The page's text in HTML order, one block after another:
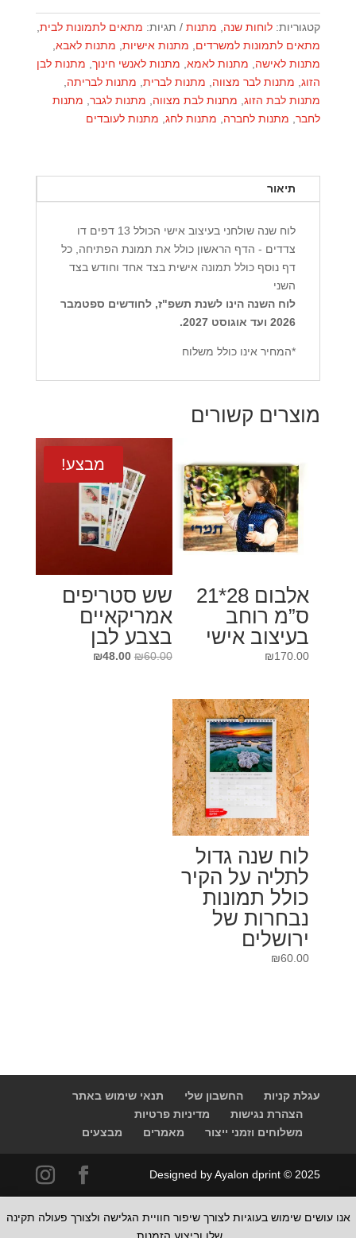
אנו עושים שימוש בעוגיות לצורך שיפור חוויית הגלישה ולצורך פעולה תקינה
קטגוריות: לוחות שנה, מתנות תגיות: מתאים לתמונות לבית,
מתאים לתמונות למשרדים, מתנות אישיות, מתנות לאבא,
מתנות לאישה, מתנות לאמא, מתנות לאנשי חינוך, מתנות לבן
הזוג, מתנות לבר מצווה, מתנות לברית, מתנות לבריתה,
מתנות לבת הזוג, מתנות לבת מצווה, מתנות לגבר, מתנות
לחבר, מתנות לחברה, מתנות לחג, מתנות לעובדים
תיאור
לוח שנה שולחני בעיצוב אישי הכולל 13 דפים דו
צדדים - הדף הראשון כולל את תמונת הפתיחה, כל
דף נוסף כולל תמונה אישית בצד אחד וחודש בצד
השני
לוח השנה הינו לשנת תשפ"ז, לחודשים ספטמבר
2026 ועד אוגוסט 2027.
*המחיר אינו כולל משלוח
מוצרים קשורים
אלבום 28*21
ס”מ רוחב
בעיצוב אישי
₪170.00
מבצע!
שש סטריפים
אמריקאיים
בצבע לבן
₪60.00
המחיר₪48.00
לוח שנה גדול
לתליה על הקיר
כולל תמונות
נבחרות של
ירושלים
₪60.00
עגלת קניות החשבון שלי
תנאי שימוש באתר
הצהרת נגישות
מדיניות פרטיות
משלוחים וזמני ייצור
מאמרים מבצעים
Designed by Ayalon dprint © 2025